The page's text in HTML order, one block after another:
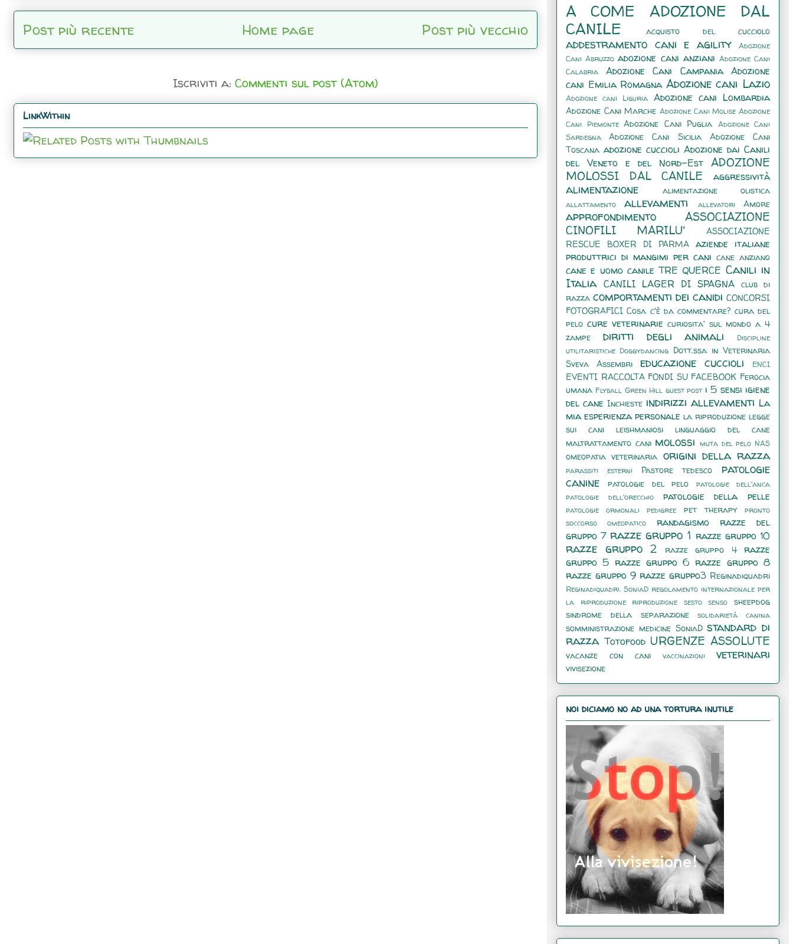
Post più recente Post più vecchio
Home page
Iscriviti a: Commenti sul post (Atom)
LinkWithin
A COME ADOZIONE DAL
CANILE
acquisto del cucciolo
addestramento cani e agility
Adozione
Cani Abruzzo adozione cani anziani Adozione Cani
Calabria
Adozione Cani Campania
Adozione
cani Emilia Romagna Adozione cani Lazio
Adozione cani Liguria Adozione cani Lombardia
Adozione Cani Marche Adozione Cani Molise Adozione
Cani Piemonte Adozione Cani Puglia Adozione Cani
Sardegna
Adozione Cani Sicilia
Adozione Cani
Toscana adozione cuccioli Adozione dai Canili
del Veneto e del Nord-Est ADOZIONE
MOLOSSI DAL CANILE
aggressività
alimentazione alimentazione olistica
allattamento allevamenti allevatori Amore
approfondimento
ASSOCIAZIONE
CINOFILI MARILU'
ASSOCIAZIONE
RESCUE BOXER DI PARMA aziende italiane
produttrici di mangimi per cani cane anziano
cane e uomo canile TRE QUERCE Canili in
Italia CANILI LAGER DI SPAGNA club di
razza comportamenti dei canidi CONCORSI
FOTOGRAFICI Cosa c'è da commentare? cura del
pelo cure veterinarie curiosita' sul mondo a 4
zampe
diritti degli animali
Discipline
utilitaristiche Doggydancing Dott.ssa in Veterinaria
Sveva Assembri
educazione cuccioli ENCI
EVENTI RACCOLTA FONDI SU FACEBOOK Ferocia
umana Flyball Green Hill guest post i 5 sensi igiene
del cane Inchieste indirizzi allevamenti La
mia esperienza personale la riproduzione legge
sui cani
leishmaniosi
linguaggio del cane
maltrattamento cani molossi muta del pelo NAS
omeopatia veterinaria origini della razza
parassiti esterni Pastore tedesco
patologie
canine
patologie del pelo
patologie dell'anca
patologie dell'orecchio
patologie della pelle
patologie ormonali pedigree pet therapy
pronto
soccorso omeopatico
randagismo
razze del
gruppo 7 razze gruppo 1 razze gruppo 10
razze gruppo 2 razze gruppo 4
razze
gruppo 5 razze gruppo 6 razze gruppo 8
razze gruppo 9 razze gruppo3 Reginadiquadri
Reginadiquadri. SoniaD regolamento internazionale per
la riproduzione
riproduzione sesto senso
sheepdog
sindrome della separazione
solidarietà canina
somministrazione medicine SoniaD standard di
razza Totofood URGENZE ASSOLUTE
vacanze con cani vaccinazioni veterinari
vivisezione
noi diciamo no ad una tortura inutile